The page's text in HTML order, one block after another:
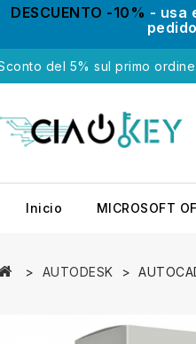
DESCUENTO -10% - usa
del 5% sul primo
Inicio MICROSOFT
AUTODESK